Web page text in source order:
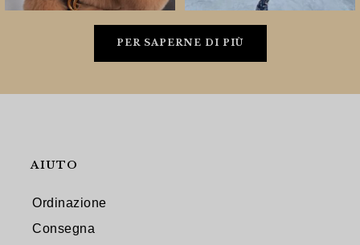
PER SAPERNE DI PIÙ
AIUTO
Ordinazione
Consegna